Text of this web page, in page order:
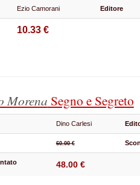
Ezio Camorani Editore
10.33 €
Morena Segno e Segreto
Dino Carlesi
60.00 €
48.00 €